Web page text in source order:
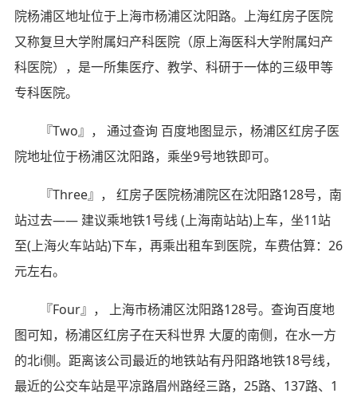
院杨浦区地址位于上海市杨浦区沈阳路。上海红房子医院
又称复旦大学附属妇产科医院（原上海医科大学附属妇产
科医院），是一所集医疗、教学、科研于一体的三级甲等
专科医院。
『Two』， 通过查询 百度地图显示，杨浦区红房子医
院地址位于杨浦区沈阳路，乘坐9号地铁即可。
『Three』， 红房子医院杨浦院区在沈阳路128号，南
站过去—— 建议乘地铁1号线 (上海南站站)上车，坐11站
至(上海火车站站)下车，再乘出租车到医院，车费估算：26
元左右。
『Four』， 上海市杨浦区沈阳路128号。查询百度地
图可知，杨浦区红房子在天科世界 大厦的南侧，在水一方
的北i侧。距离该公司最近的地铁站有丹阳路地铁18号线，
最近的公交车站是平凉路眉州路经三路，25路、137路、1